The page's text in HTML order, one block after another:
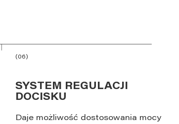
(06)
SYSTEM REGULACJI
DOCISKU
Daje możliwość dostosowania mocy